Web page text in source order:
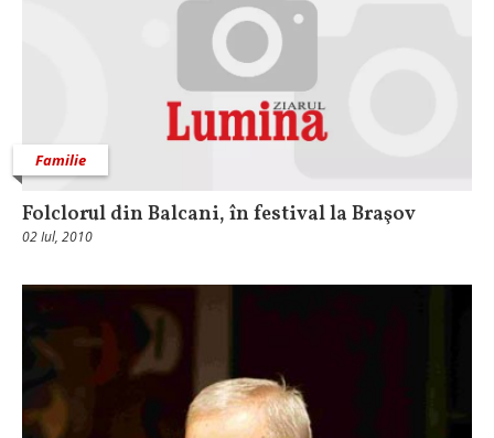
Familie
Folclorul din Balcani, în festival la Braşov
02 Iul, 2010